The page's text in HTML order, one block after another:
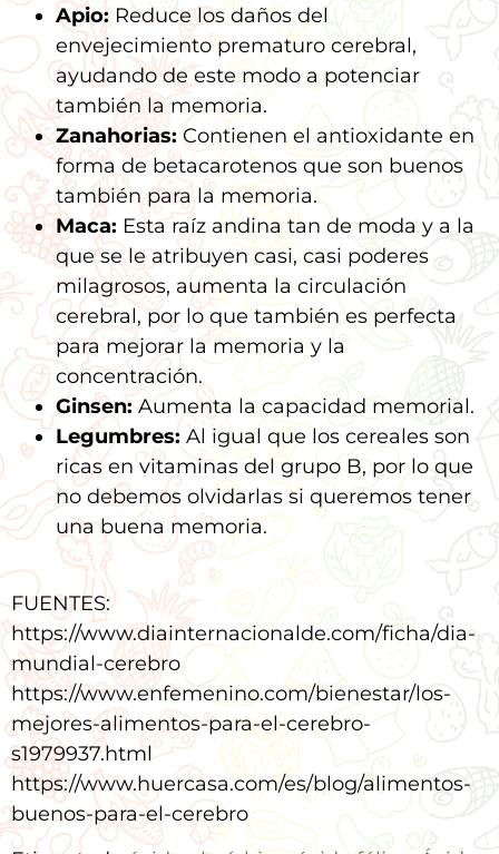
Apio: Reduce los daños del
envejecimiento prematuro cerebral,
ayudando de este modo a potenciar
también la memoria.
Zanahorias: Contienen el antioxidante en
forma de betacarotenos que son buenos
también para la memoria.
Maca: Esta raíz andina tan de moda y a la
que se le atribuyen casi, casi poderes
milagrosos, aumenta la circulación
cerebral, por lo que también es perfecta
para mejorar la memoria y la
concentración.
Ginsen:Aumenta la capacidad memorial.
Legumbres: Al igual que los cereales son
ricas en vitaminas del grupo B, por lo que
no debemos olvidarlas si queremos tener
una buena memoria.
FUENTES:
https://www.diainternacionalde.com/ficha/dia-
mundial-cerebro
https://www.enfemenino.com/bienestar/los-
mejores-alimentos-para-el-cerebro-
s1979937.html
https://www.huercasa.com/es/blog/alimentos-
buenos-para-el-cerebro